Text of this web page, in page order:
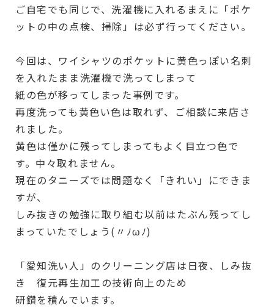
ご自宅でも同じで、洗濯機に入れるまえに「ポケ
ットの中の点検、掃除」は必ず行ってください。
今回は、ワイシャツのポケットに黄色っぽい名刺
を入れたまま洗濯機で洗ってしまって
紙の色が移ってしまった事例です。
再度洗っても黄色い色は取れず、ご相談に来店さ
れました。
黄色は僅かに残ってしまってもよく目立つ色で
す。中々取れません。
現在のタニーズでは問題なく「きれい」にできま
すが、
しみ抜きの勉強に取り組む以前はたぶん残ってし
まっていたでしょう(〃ﾉωﾉ)
「愛知洗い人」のクリーニング店は日夜、しみ抜
き 復元再生加工の技術向上のため
研鑽を積んでいます。